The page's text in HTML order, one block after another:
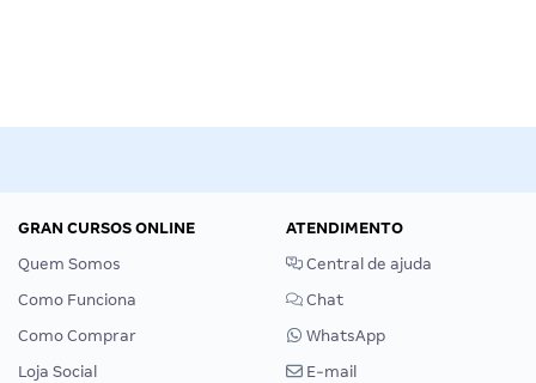
GRAN CURSOS ONLINE
Quem Somos
Como Funciona
Como Comprar
Loja Social
ATENDIMENTO
Central de ajuda
Chat
WhatsApp
E-mail